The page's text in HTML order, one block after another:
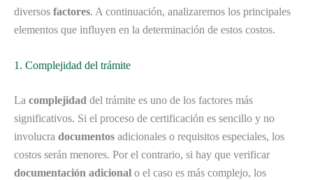
diversos factores. A continuación, analizaremos los principales
elementos que influyen en la determinación de estos costos.
1. Complejidad del trámite
La complejidad del trámite es uno de los factores más
significativos. Si el proceso de certificación es sencillo y no
involucra documentos adicionales o requisitos especiales, los
costos serán menores. Por el contrario, si hay que verificar
documentación adicional o el caso es más complejo, los